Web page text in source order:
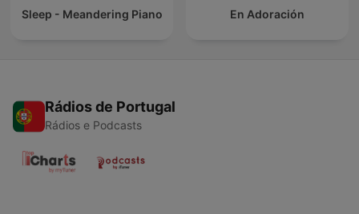
Sleep - Meandering Piano En Adoración
Rádios de Portugal
Rádios e Podcasts